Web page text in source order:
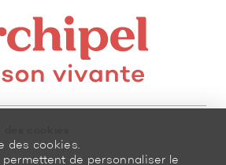
des cookies.
permettent de personnaliser le
boulevard Cousineau